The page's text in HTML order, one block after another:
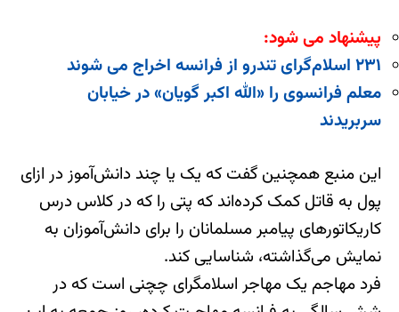
پیشنهاد می شود:
۲۳۱ اسلام‌گرای تندرو از فرانسه اخراج می‌ شوند
معلم فرانسوی را «الله اکبر گویان» در خیابان
سربریدند
این منبع همچنین گفت که یک یا چند دانش‌آموز در ازای
پول به قاتل کمک کرده‌اند که پتی را که در کلاس درس
کاریکاتورهای پیامبر مسلمانان را برای دانش‌آموزان به
نمایش می‌گذاشته، شناسایی کند.
فرد مهاجم یک مهاجر اسلامگرای چچنی است که در